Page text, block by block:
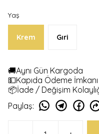
Yaş
Krem Gıri
🚚Aynı Gün Kargoda
💵Kapıda Ödeme İmkanı
📦İade / Değişim
Paylaş: